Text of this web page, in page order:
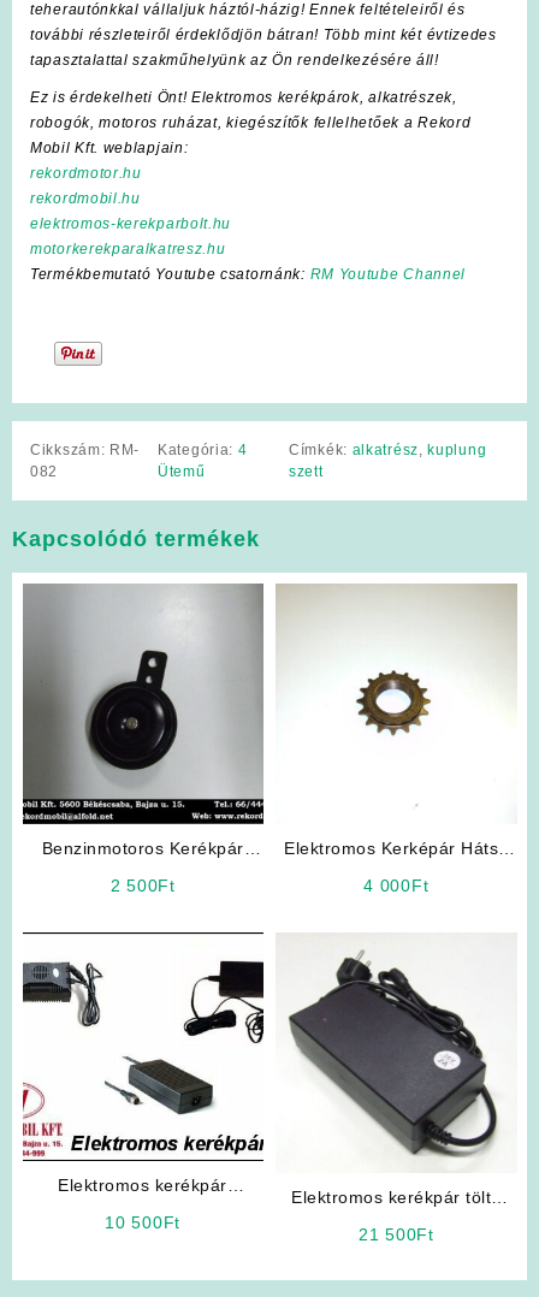
teherautónkkal vállaljuk háztól-házig! Ennek feltételeiről és
további részleteiről érdeklődjön bátran! Több mint két évtizedes
tapasztalattal szakműhelyünk az Ön rendelkezésére áll!
Ez is érdekelheti Önt! Elektromos kerékpárok, alkatrészek,
robogók, motoros ruházat, kiegészítők fellelhetőek a Rekord
Mobil Kft. weblapjain:
rekordmotor.hu
rekordmobil.hu
elektromos-kerekparbolt.hu
motorkerekparalkatresz.hu
Termékbemutató Youtube csatornánk: RM Youtube Channel
Cikkszám: RM-
082
Kategória: 4
Ütemű
Címkék: alkatrész, kuplung
szett
Kapcsolódó termékek
Benzinmotoros Kerékpár
2 500Ft
Elektromos Kerképár Hátsó
4 000Ft
Elektromos kerékpár
10 500Ft
Elektromos kerékpár töltő
21 500Ft